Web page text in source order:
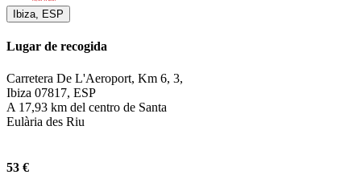
Ibiza, ESP
Lugar de recogida
Carretera De L'Aeroport, Km 6, 3,
Ibiza 07817, ESP
A 17,93 km del centro de Santa
Eulària des Riu
53 €